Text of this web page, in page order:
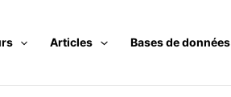
Articles Bases de données